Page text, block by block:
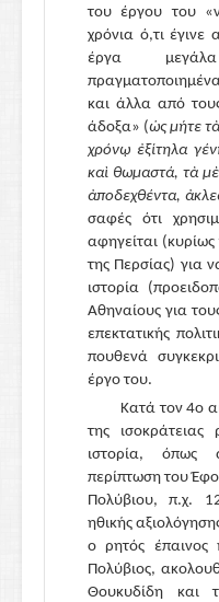
του έργου του «
χρόνια ό,τι
έργα
και άλλα από
άδοξα» (ὡς μήτε
χρόνῳ ἐξίτηλα
καὶ θωμαστά, τὰ
ἀποδεχθέντα,
σαφές ότι
αφηγείται (κυρίως
της Περσίας) για
ιστορία (
Αθηναίους για
επεκτατικής
πουθενά
έργο του.
Κατά τον 4ο
της ισοκράτειας
ιστορία, όπως
περίπτωση του
Πολύβιου, π.χ.
ηθικής
ο ρητός
Πολύβιος,
Θουκυδίδη και